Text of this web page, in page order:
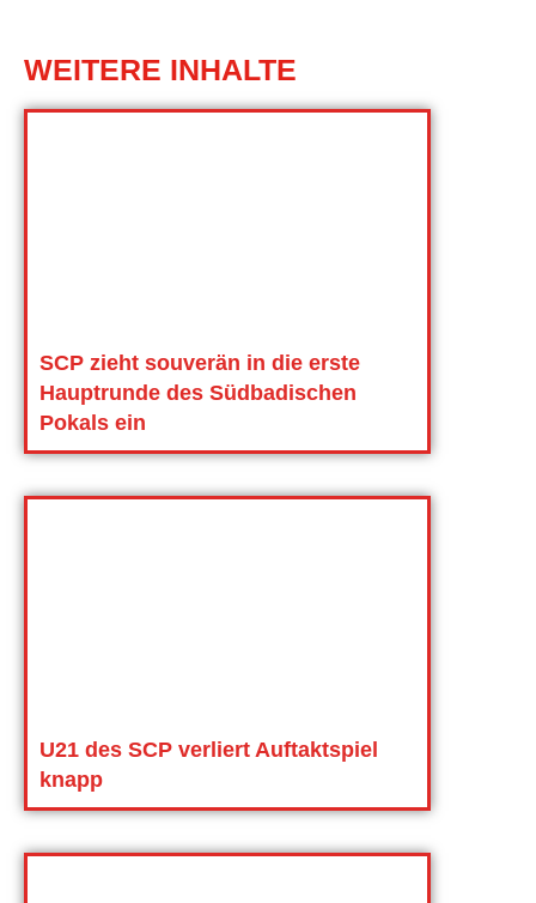
WEITERE INHALTE
SCP zieht souverän in die erste
Hauptrunde des Südbadischen
Pokals ein
U21 des SCP verliert Auftaktspiel
knapp